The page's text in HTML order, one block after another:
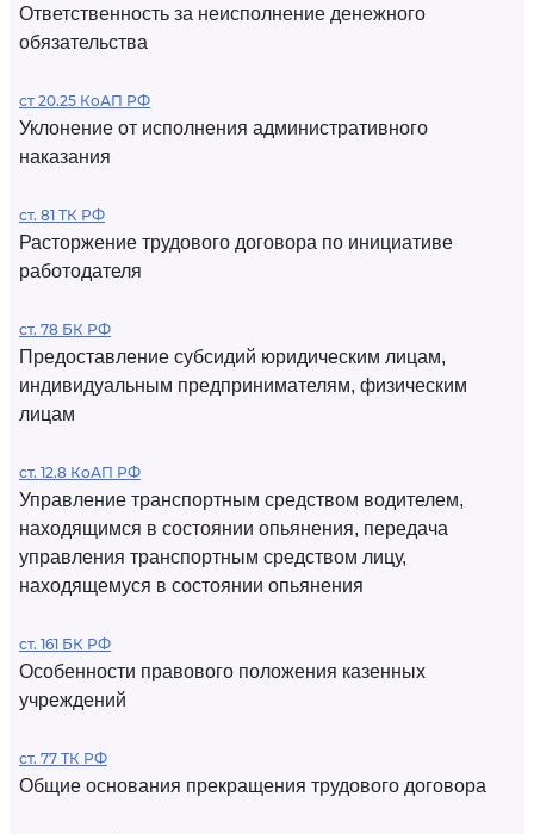
Ответственность за неисполнение денежного
обязательства
ст 20.25 КоАП РФ
Уклонение от исполнения административного
наказания
ст. 81 ТК РФ
Расторжение трудового договора по инициативе
работодателя
ст. 78 БК РФ
Предоставление субсидий юридическим лицам,
индивидуальным предпринимателям, физическим
лицам
ст. 12.8 КоАП РФ
Управление транспортным средством водителем,
находящимся в состоянии опьянения, передача
управления транспортным средством лицу,
находящемуся в состоянии опьянения
ст. 161 БК РФ
Особенности правового положения казенных
учреждений
ст. 77 ТК РФ
Общие основания прекращения трудового договора